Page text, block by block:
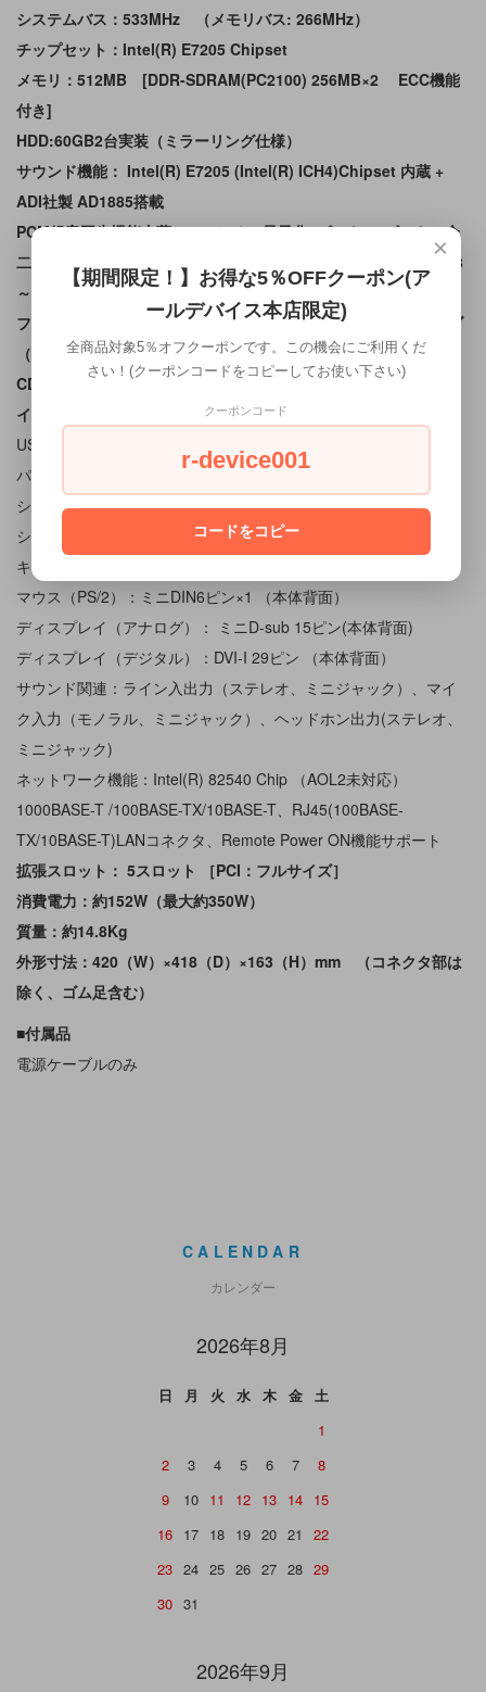
システムバス：533MHz （メモリバス: 266MHz）
チップセット：Intel(R) E7205 Chipset
メモリ：512MB [DDR-SDRAM(PC2100) 256MB×2 ECC機能
付き]
HDD:60GB2台実装（ミラーリング仕様）
サウンド機能： Intel(R) E7205 (Intel(R) ICH4)Chipset 内蔵 +
ADI社製 AD1885搭載
PCM録音再生機能内蔵：ステレオ、量子化8ビット/16ビット、全
二重対応（モノラル、量子化8ビット時）、 サンプリングレート8
～48KHz
フロッピィディスクドライブ：3.5型フロッピィディスクドライブ
（３モード［1.44MB/1.2MB/720KB］対応）
CD-ROMドライブ：24倍速CD-ROMドライブ×1
インターフェイス：
USB：3（本体前面×1[USB 1.1対応]、背面×2[USB 2.0対応]）
パラレル：D-sub25ピン （本体背面）
シリアルCH1：最大 115,200bps、D-sub9ピン×1 （本体背面）
シリアルCH2：最大 115,200bps、D-sub9ピン×1 （本体背面）
キーボード（PS/2）：ミニDIN6ピン×1 （本体背面）
マウス（PS/2）：ミニDIN6ピン×1 （本体背面）
ディスプレイ（アナログ）： ミニD-sub 15ピン(本体背面)
ディスプレイ（デジタル）：DVI-I 29ピン （本体背面）
サウンド関連：ライン入出力（ステレオ、ミニジャック）、マイ
ク入力（モノラル、ミニジャック）、ヘッドホン出力(ステレオ、
ミニジャック)
ネットワーク機能：Intel(R) 82540 Chip （AOL2未対応）
1000BASE-T /100BASE-TX/10BASE-T、RJ45(100BASE-
TX/10BASE-T)LANコネクタ、Remote Power ON機能サポート
拡張スロット： 5スロット ［PCI：フルサイズ］
消費電力：約152W（最大約350W）
質量：約14.8Kg
外形寸法：420（W）×418（D）×163（H）mm （コネクタ部は
除く、ゴム足含む）
■付属品
電源ケーブルのみ
CALENDAR
カレンダー
2026年8月
日 月 火 水 木 金
土
1
2
3 4 5 6 7
8
9
10 11 12 13 14 15
16 17 18 19 20 21
22
23 24 25 26 27 28 29
30 31
2026年9月
×
【期間限定！】お得な5％OFFクーポン(ア
ールデバイス本店限定)
全商品対象5％オフクーポンです。この機会にご利用くだ
さい！(クーポンコードをコピーしてお使い下さい)
クーポンコード
r-device001
コードをコピー